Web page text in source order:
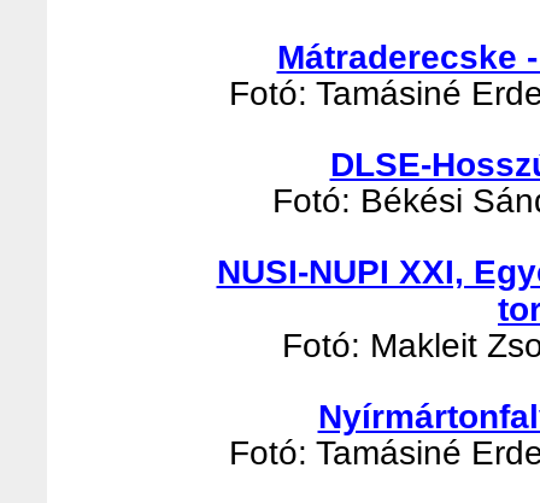
Mátraderecske
Fotó: Tamásiné
DLSE-
Fotó: Békési
NUSI-NUPI XXI,
Fotó: Makleit
Fotó: Tamásiné